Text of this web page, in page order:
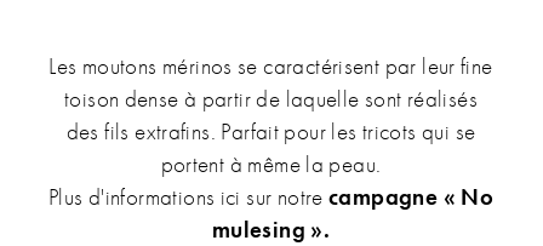
Les moutons mérinos se caractérisent par leur fine
toison dense à partir de laquelle sont réalisés
des fils extrafins. Parfait pour les tricots qui se
portent à même la peau.
Plus d'informations ici sur notrecampagne « No
mulesing ».